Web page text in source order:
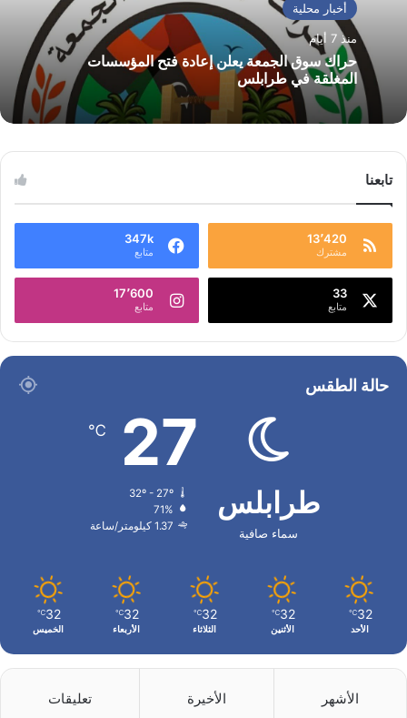
أخبار محلية
منذ 7 أيام
حراك سوق الجمعة يعلن إعادة فتح المؤسسات
المغلقة في طرابلس
تابعنا
13٬420
مشترك
347k
متابع
33
متابع
17٬600
متابع
حالة الطقس
طرابلس
سماء صافية
27
℃
32º - 27º
71%
1.37 كيلومتر/ساعة
32
℃
الأحد
32
℃
الأثنين
32
℃
الثلاثاء
32
℃
الأربعاء
32
℃
الخميس
الأشهر الأخيرة تعليقات